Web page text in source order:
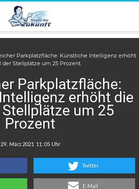
Parkplatzfläche: Künstliche Intelligenz erhöht
der Stellplätze um 25 Prozent
Parkplatzfläche:
erhöht die
um 25
Prozent
:
Twitter
E-Mail